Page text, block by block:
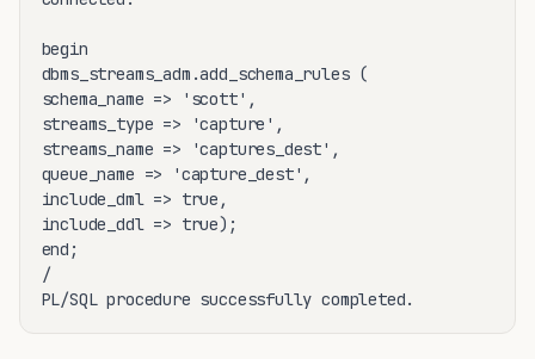
begin
dbms_streams_adm.add_schema_rules (
schema_name => 'scott',
streams_type => 'capture',
streams_name => 'captures_dest',
queue_name => 'capture_dest',
include_dml => true,
include_ddl => true);
end;
/